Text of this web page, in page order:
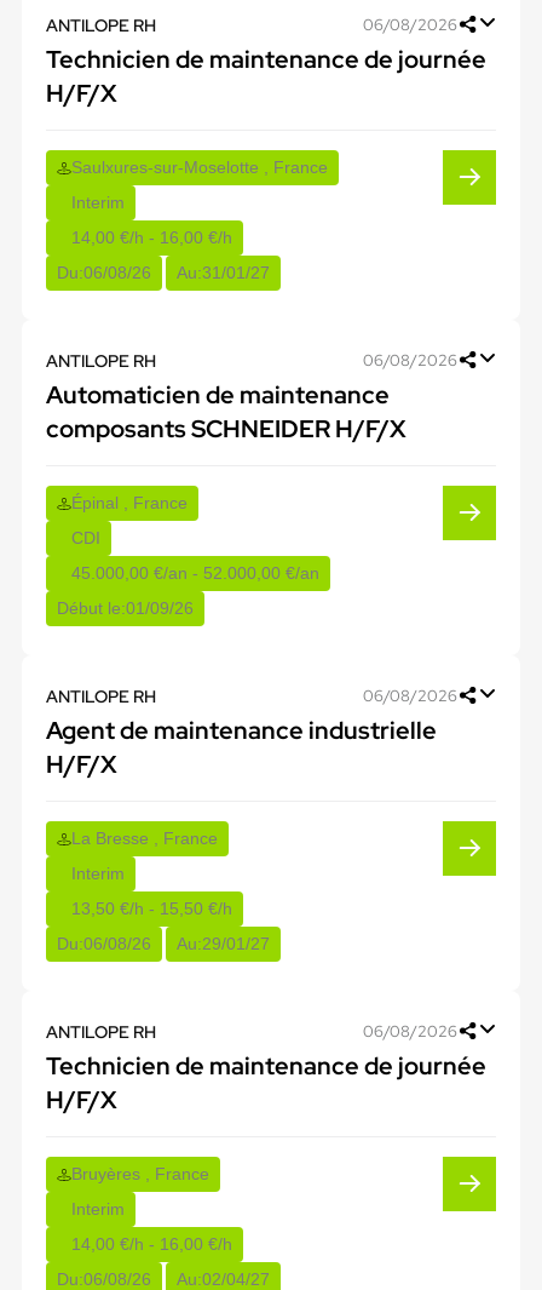
ANTILOPE RH 06/08/2026
Technicien de maintenance de journée
H/F/X
Saulxures-sur-Moselotte , France
Interim
14,00 €/h - 16,00 €/h
Du:06/08/26 Au:31/01/27
ANTILOPE RH 06/08/2026
Automaticien de maintenance
composants SCHNEIDER H/F/X
Épinal , France
CDI
45.000,00 €/an - 52.000,00 €/an
Début le:01/09/26
ANTILOPE RH 06/08/2026
Agent de maintenance industrielle
H/F/X
La Bresse , France
Interim
13,50 €/h - 15,50 €/h
Du:06/08/26 Au:29/01/27
ANTILOPE RH 06/08/2026
Technicien de maintenance de journée
H/F/X
Bruyères , France
Interim
14,00 €/h - 16,00 €/h
Du:06/08/26 Au:02/04/27